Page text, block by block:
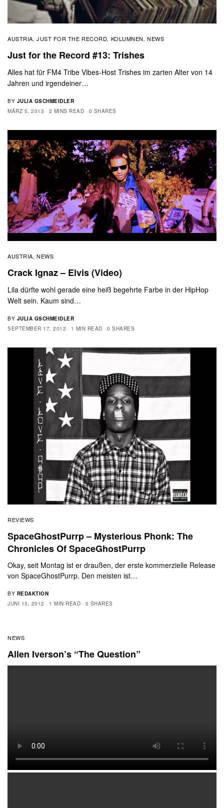
AUSTRIA, JUST FOR THE RECORD, KOLUMNEN ,NEWS
Just for the Record #13: Trishes
Alles hat für FM4 Tribe Vibes-Host Trishes im zarten Alter von 14
Jahren und irgendeiner…
BY JULIA GSCHMEIDLER
MÄRZ 5, 2013
2 MINS READ 0 SHARES
AUSTRIA, NEWS
Crack Ignaz – Elvis (Video)
Lila dürfte wohl gerade eine heiß begehrte Farbe in der HipHop
Welt sein. Kaum sind…
BY JULIA GSCHMEIDLER
SEPTEMBER 17, 2012
1 MIN READ 0 SHARES
REVIEWS
SpaceGhostPurrp – Mysterious Phonk: The
Chronicles Of SpaceGhostPurrp
Okay, seit Montag ist er draußen, der erste kommerzielle Release
von SpaceGhostPurrp. Den meisten ist…
BY REDAKTION
JUNI 13, 2012
1 MIN READ 0 SHARES
NEWS
Allen Iverson’s “The Question”